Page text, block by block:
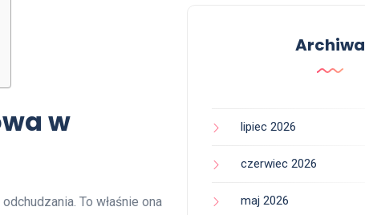
w
To właśnie ona
Archiwa
lipiec 2026
czerwiec 2026
maj 2026